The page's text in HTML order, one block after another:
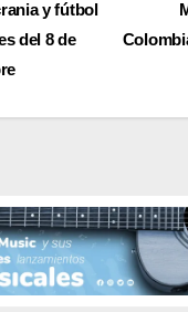
y fútbol
del 8 de